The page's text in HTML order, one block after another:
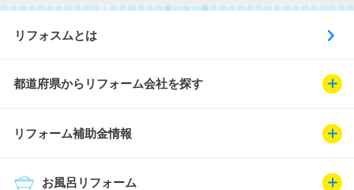
リフォスムとは
都道府県からリフォーム会社を探す
リフォーム補助金情報
お風呂リフォーム